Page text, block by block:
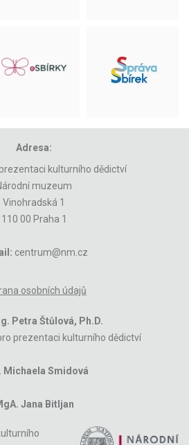
Adresa:
kulturního dědictví
muzeum
Vinohradská 1
110 00 Praha 1
centrum@nm.cz
osobních údajů
Petra Štůlová, Ph.D.
prezentaci kulturního dědictví
Michaela Smidová
Jana Bitljan